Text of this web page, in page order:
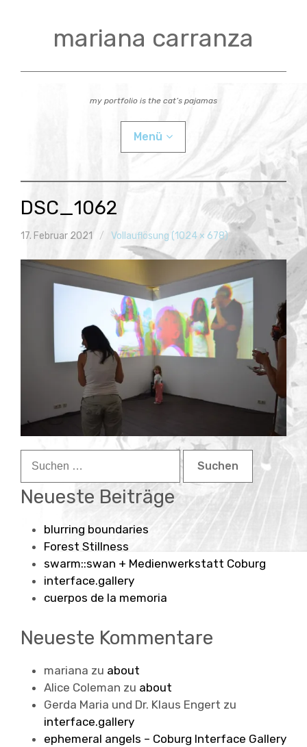
mariana carranza
my portfolio is the cat’s pajamas
Menü
actual
videos
workshops
Menü
Child-
Menü
contact
DSC_1062
17. Februar 2021 Vollauflösung (1024 × 678)
nach:
Neueste Beiträge
blurring boundaries
Forest Stillness
swarm::swan + Medienwerkstatt Coburg
interface.gallery
cuerpos de la memoria
Neueste Kommentare
mariana zu about
Alice Coleman zu about
Gerda Maria und Dr. Klaus Engert zu
interface.gallery
ephemeral angels – Coburg Interface Gallery